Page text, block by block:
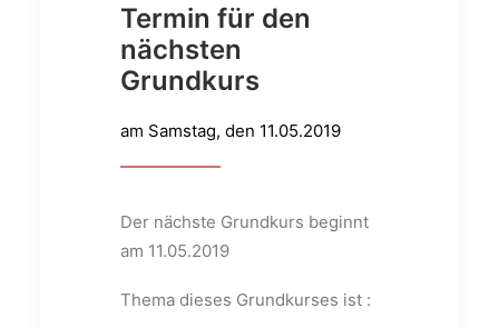
Termin für den
nächsten
Grundkurs
am Samstag, den 11.05.2019
Der nächste Grundkurs beginnt
am 11.05.2019
Thema dieses Grundkurses ist :